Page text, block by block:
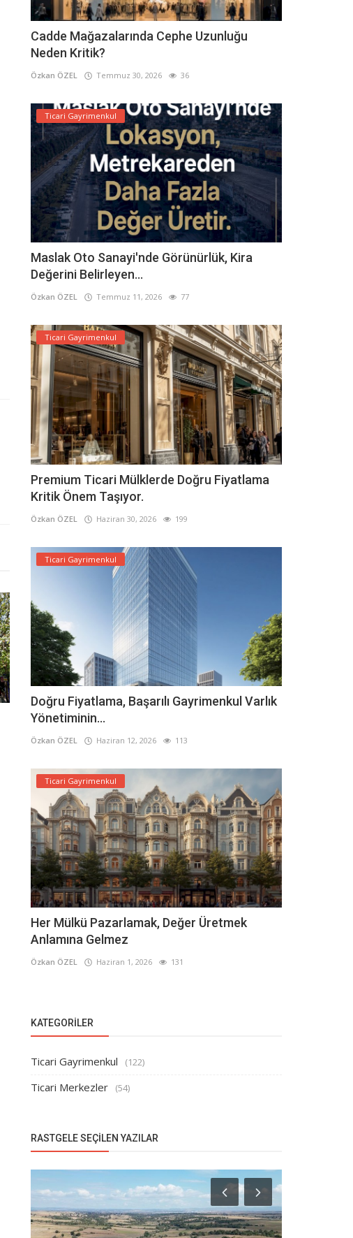
Cadde Mağazalarında Cephe Uzunluğu
Neden Kritik?
Özkan ÖZEL Temmuz 30, 2026 36
Ticari Gayrimenkul
Maslak Oto Sanayi'nde Görünürlük, Kira
Değerini Belirleyen...
Özkan ÖZEL Temmuz 11, 2026 77
Ticari Gayrimenkul
Premium Ticari Mülklerde Doğru Fiyatlama
Kritik Önem Taşıyor.
Özkan ÖZEL Haziran 30, 2026 199
Ticari Gayrimenkul
Doğru Fiyatlama, Başarılı Gayrimenkul Varlık
Yönetiminin...
Özkan ÖZEL Haziran 12, 2026 113
Ticari Gayrimenkul
Her Mülkü Pazarlamak, Değer Üretmek
Anlamına Gelmez
Özkan ÖZEL Haziran 1, 2026 131
KATEGORILER
Ticari Gayrimenkul (122)
Ticari Merkezler (54)
RASTGELE SEÇILEN YAZILAR